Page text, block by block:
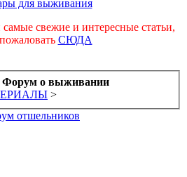
свежие и интересные статьи,
СЮДА
Форум о выживании
>
отшельников